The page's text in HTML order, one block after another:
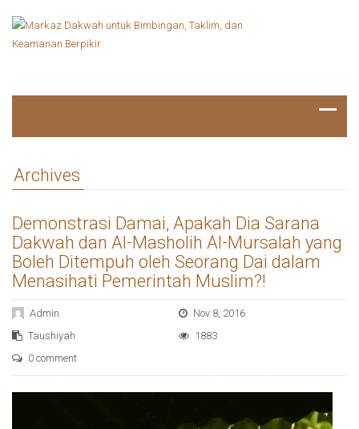
Archives
Demonstrasi Damai, Apakah Dia Sarana
Dakwah dan Al-Masholih Al-Mursalah yang
Boleh Ditempuh oleh Seorang Dai dalam
Menasihati Pemerintah Muslim?!
Admin
Nov 8, 2016
Taushiyah
1883
0 comment